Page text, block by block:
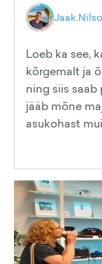
Loeb ka see,
kõrgemalt ja
ning siis saab
jääb mõne
asukohast